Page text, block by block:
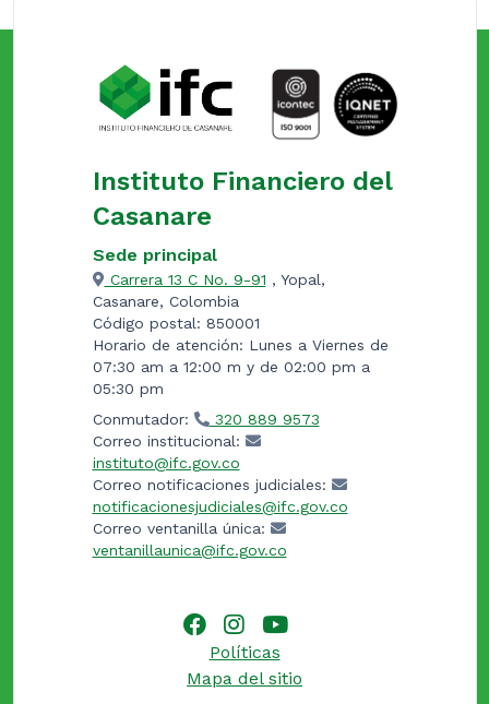
Instituto Financiero del
Casanare
Sede principal
Carrera 13 C No. 9-91 , Yopal,
Casanare, Colombia
Código postal: 850001
Horario de atención: Lunes a Viernes de
07:30 am a 12:00 m y de 02:00 pm a
05:30 pm
Conmutador:
320 889 9573
Correo institucional:
instituto@ifc.gov.co
Correo notificaciones judiciales:
notificacionesjudiciales@ifc.gov.co
Correo ventanilla única:
ventanillaunica@ifc.gov.co
Políticas
Mapa del sitio